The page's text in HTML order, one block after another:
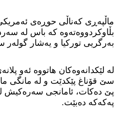
ماڵپه‌ڕى كه‌ناڵى حوڕه‌ى
بڵاوكردووه‌ته‌وه‌ كه‌ باس له‌
به‌رگريى توركیا و یه‌شار گوله‌ر
له‌ لێكدانه‌وه‌كان هاتووه‌ ئه‌و
سێ قۆناغ پێكدێت و له‌ مانگى
پێ ده‌كات، ئامانجى سه‌ره‌كیش
په‌كه‌كه‌ ده‌بێت.